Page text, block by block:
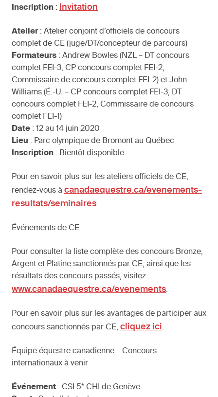
Inscription : Invitation
Atelier: Atelier conjoint d’officiels de concours
complet de CE (juge/DT/concepteur de parcours)
Formateurs : Andrew Bowles (NZL – DT concours
complet FEI-3, CP concours complet FEI-2,
Commissaire de concours complet FEI-2) et John
Williams (É.-U. – CP concours complet FEI-3, DT
concours complet FEI-2, Commissaire de concours
complet FEI-1)
Date : 12 au 14 juin 2020
Lieu : Parc olympique de Bromont au Québec
Inscription : Bientôt disponible
Pour en savoir plus sur les ateliers officiels de CE,
rendez-vous à canadaequestre.ca/evenements-
resultats/seminaires.
Événements de CE
Pour consulter la liste complète des concours Bronze,
Argent et Platine sanctionnés par CE, ainsi que les
résultats des concours passés, visitez
www.canadaequestre.ca/evenements.
Pour en savoir plus sur les avantages de participer aux
concours sanctionnés par CE, cliquez ici.
Équipe équestre canadienne – Concours
internationaux à venir
Événement : CSI 5* CHI de Genève